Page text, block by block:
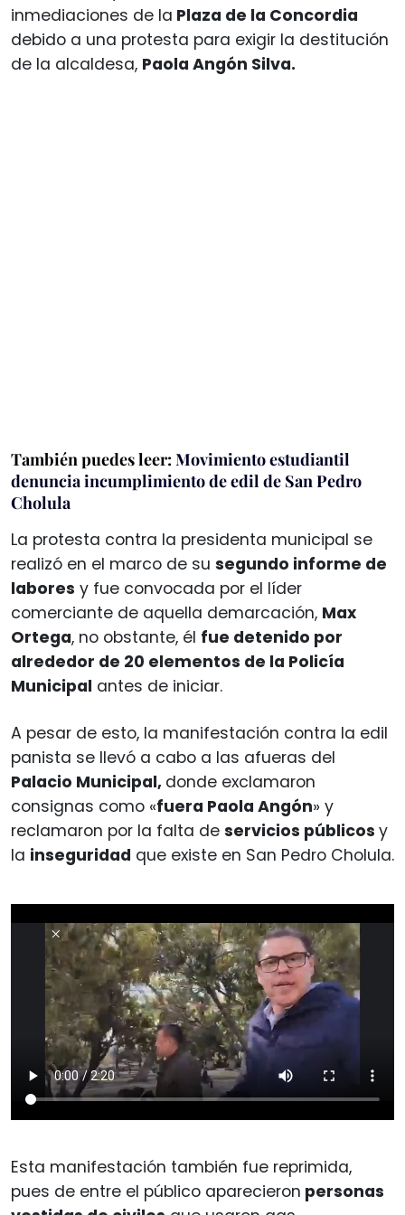
inmediaciones de la Plaza de la Concordia
debido a una protesta para exigir la destitución
de la alcaldesa, Paola Angón Silva.
También puedes leer: Movimiento estudiantil
denuncia incumplimiento de edil de San Pedro
Cholula
La protesta contra la presidenta municipal se
realizó en el marco de su segundo informe de
labores y fue convocada por el líder
comerciante de aquella demarcación, Max
Ortega, no obstante, él fue detenido por
alrededor de 20 elementos de la Policía
Municipal antes de iniciar.
A pesar de esto, la manifestación contra la edil
panista se llevó a cabo a las afueras del
Palacio Municipal, donde exclamaron
consignas como «fuera Paola Angón» y
reclamaron por la falta de servicios públicos y
la inseguridad que existe en San Pedro Cholula.
Esta manifestación también fue reprimida,
pues de entre el público aparecieron personas